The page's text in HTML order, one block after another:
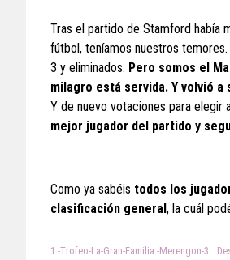
Tras el partido de Stamford había
fútbol, teníamos nuestros
3 y eliminados. Pero somos el
milagro está servida. Y volvió a
Y de nuevo votaciones para elegir
mejor jugador del partido y
Como ya sabéis todos los
clasificación general, la cuál
1.-Trofeo-La-Gran-Familia.-Merengon-3